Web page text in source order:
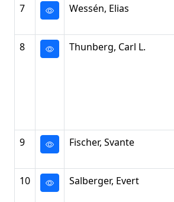
7
Wessén, Elias
8
Thunberg, Carl L.
9
Fischer, Svante
10
Salberger, Evert